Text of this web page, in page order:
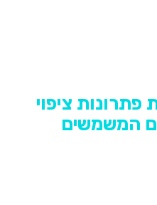
ציפוי
המשמשים